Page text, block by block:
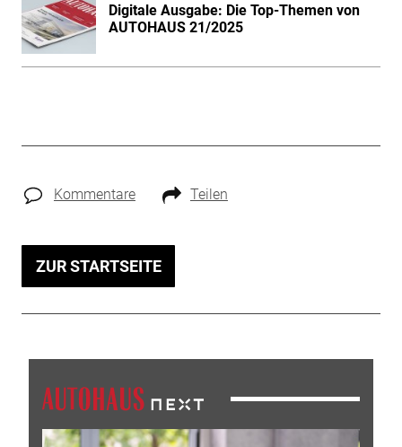
Digitale Ausgabe: Die Top-Themen von
AUTOHAUS 21/2025
Kommentare Teilen
ZUR STARTSEITE